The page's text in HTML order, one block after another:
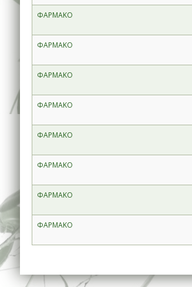
ΦΑΡΜΑΚΟ
ΦΑΡΜΑΚΟ
ΦΑΡΜΑΚΟ
ΦΑΡΜΑΚΟ
ΦΑΡΜΑΚΟ
ΦΑΡΜΑΚΟ
ΦΑΡΜΑΚΟ
ΦΑΡΜΑΚΟ